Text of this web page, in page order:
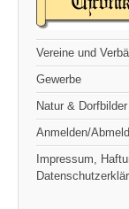
Vereine und
Gewerbe
Natur & Dorfbilder
Anmelden/
Impressum,